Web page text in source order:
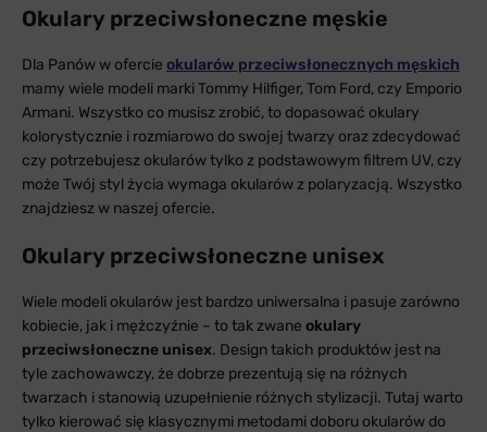
Okulary przeciwsłoneczne męskie
Dla Panów w ofercie okularów przeciwsłonecznych męskich
mamy wiele modeli marki Tommy Hilfiger, Tom Ford, czy Emporio
Armani. Wszystko co musisz zrobić, to dopasować okulary
kolorystycznie i rozmiarowo do swojej twarzy oraz zdecydować
czy potrzebujesz okularów tylko z podstawowym filtrem UV, czy
może Twój styl życia wymaga okularów z polaryzacją. Wszystko
znajdziesz w naszej ofercie.
Okulary przeciwsłoneczne unisex
Wiele modeli okularów jest bardzo uniwersalna i pasuje zarówno
kobiecie, jak i mężczyźnie – to tak zwane okulary
przeciwsłoneczne unisex. Design takich produktów jest na
tyle zachowawczy, że dobrze prezentują się na różnych
twarzach i stanowią uzupełnienie różnych stylizacji. Tutaj warto
tylko kierować się klasycznymi metodami doboru okularów do